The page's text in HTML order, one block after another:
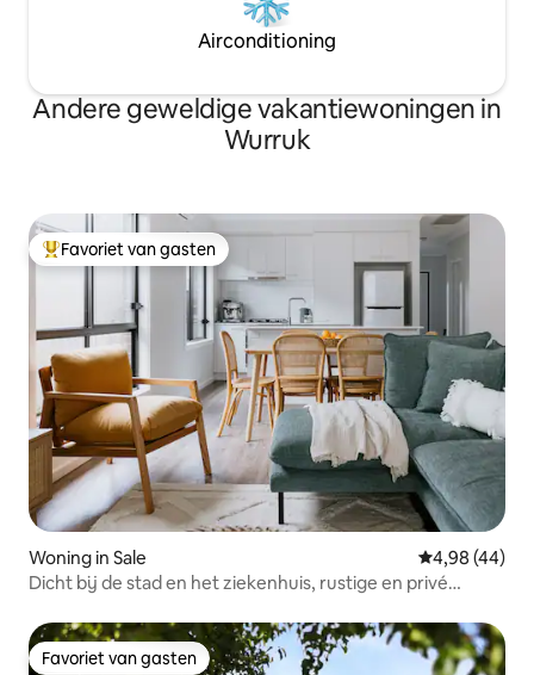
Airconditioning
Andere geweldige vakantiewoningen in
Wurruk
Topfavoriet van gasten
Favoriet van gasten
Woning in Sale Gemiddelde
4,98 (44)
Dicht bij de stad en het ziekenhuis, rustige en privé
Favoriet van gasten
Favoriet van gasten